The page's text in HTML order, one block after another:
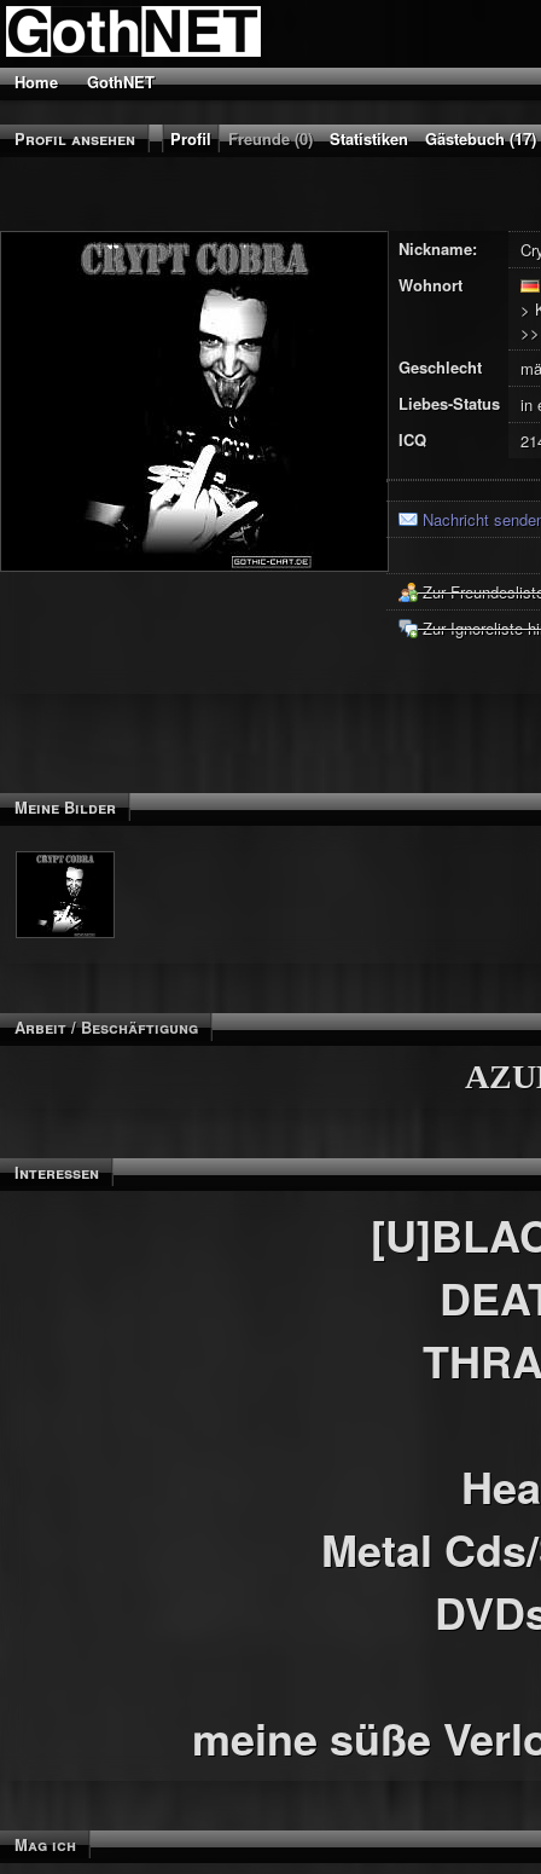
Home GothNET
Profil ansehen Profil Freunde (0) Statistiken Gästebuch (17)
Nickname:
Wohnort
>
Geschlecht
Liebes-Status
in
ICQ
Nachricht
Zur
Zur Ignoreliste
Meine Bilder
Arbeit / Beschäftigung
Interessen
Metal
meine süße
Mag ich